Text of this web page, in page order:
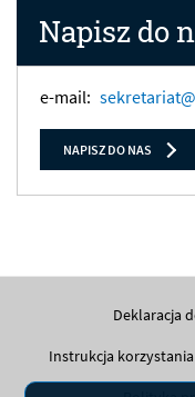
Napisz do
e-mail:
NAPISZ DO NAS
Deklaracja
Instrukcja korzystania